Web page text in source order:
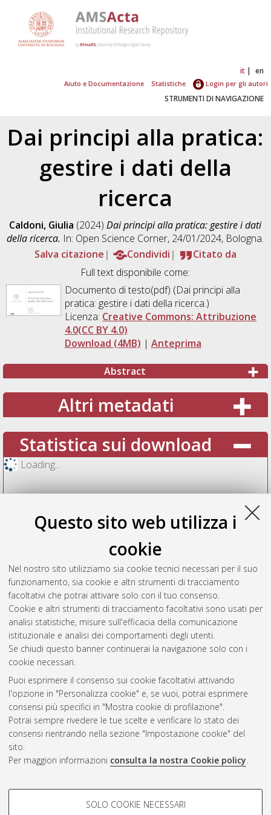
Questo sito web utilizza i
cookie
Nel nostro sito utilizziamo sia cookie tecnici necessari per il suo
funzionamento, sia cookie e altri strumenti di tracciamento
facoltativi che potrai attivare solo con il tuo consenso.
Cookie e altri strumenti di tracciamento facoltativi sono usati per
analisi statistiche, misure sull'efficacia della comunicazione
istituzionale e analisi dei comportamenti degli utenti.
Se chiudi questo banner continuerai la navigazione solo con i
cookie necessari.
Puoi esprimere il consenso sui cookie facoltativi attivando
l'opzione in "Personalizza cookie" e, se vuoi, potrai esprimere
consensi più specifici in "Mostra cookie di profilazione".
Potrai sempre rivedere le tue scelte e verificare lo stato dei
consensi rientrando nella sezione "Impostazione cookie" del
sito.
Per maggiori informazioni consulta la nostra Cookie policy.
COOKIE DI PROFILAZIONE -
SOLO COOKIE NECESSARI
it en
Aiuto e Documentazione Statistiche Login per gli autori
STRUMENTI DI NAVIGAZIONE
Dai principi alla pratica:
gestire i dati della
ricerca
Caldoni, Giulia (2024)Dai principi alla pratica: gestire i dati
della ricerca. In: Open Science Corner, 24/01/2024, Bologna.
Salva citazione
Condividi
Citato da
Full text disponibile come:
Documento di testo(pdf) (Dai principi alla
pratica: gestire i dati della ricerca.)
Licenza: Creative Commons: Attribuzione
4.0(CC BY 4.0)
Download (4MB) | Anteprima
Abstract
Altri metadati
Statistica sui download
Loading...
Vedi altre statistiche
Gestione del documento:
Atom
Rss
2.0
AMS Acta
ISSN: 2038-7954
re3data.org -
doi.org/10.17616/R3P19R
Servizio implementato e
Impostazioni Cookie